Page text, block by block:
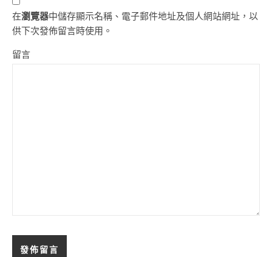
在瀏覽器中儲存顯示名稱、電子郵件地址及個人網站網址，以
供下次發佈留言時使用。
留言